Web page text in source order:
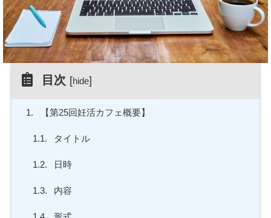
目次 [hide]
1. 【第25回妊活カフェ概要】
1.1. タイトル
1.2. 日時
1.3. 内容